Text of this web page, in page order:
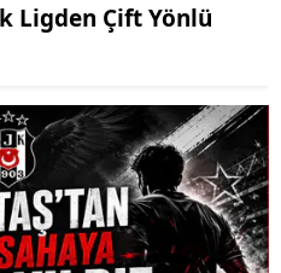
Ligden Çift Yönlü